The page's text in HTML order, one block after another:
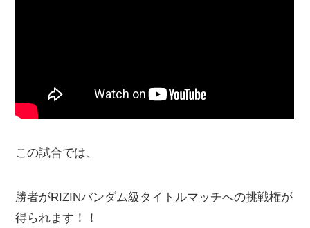
この試合では、
勝者がRIZINバンダム級タイトルマッチへの挑戦権が
得られます！！